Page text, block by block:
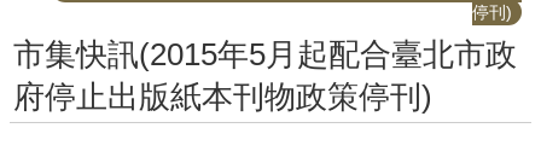
停刊)
市集快訊(2015年5月起配合臺北市政
府停止出版紙本刊物政策停刊)